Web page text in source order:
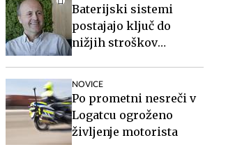
Baterijski sistemi
postajajo ključ do
nižjih stroškov
NOVICE
Po prometni nesreči v
Logatcu ogroženo
življenje motorista